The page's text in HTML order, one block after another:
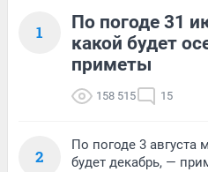
1
По погоде 31
какой будет
приметы
158 515 15
2
По погоде 3 августа
будет декабрь, —